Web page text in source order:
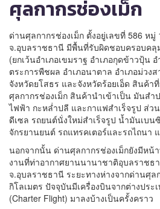
ศุลกากรช่องเม็ก
ด่านศุลกากรช่องเม็ก ตั้งอยู่เลขที่ 586 หมู่
จ.อุบลราชธานี มีพื้นที่รับผิดชอบครอบค
(ยกเว้นอำเภอเขมราฐ อำเภอกุดข้าวปุ้น
ตระการพืชผล อำเภอนาตาล อำเภอม่วง
จังหวัดยโสธร และจังหวัดร้อยเอ็ด สินค้
ศุลกากรช่องเม็ก สินค้านำเข้าเป็น มันสำ
ไฟฟ้า กะหล่ำปลี และกาแฟสำเร็จรูป ส่ว
ดีเซล รถยนต์นั่งใหม่สำเร็จรูป น้ำมันเบ
จักรยานยนต์ รถแทรคเตอร์และรถไถนา
นอกจากนั้น ด่านศุลกากรช่องเม็กยังมีหน้
งานที่ท่าอากาศยานนานาชาติอุบลราชธา
จ.อุบลราชธานี ระยะทางห่างจากด่านศุล
กิโลเมตร ปัจจุบันมีเครื่องบินจากต่างประ
(Charter Flight) มาลงบ้างเป็นครั้งคราว